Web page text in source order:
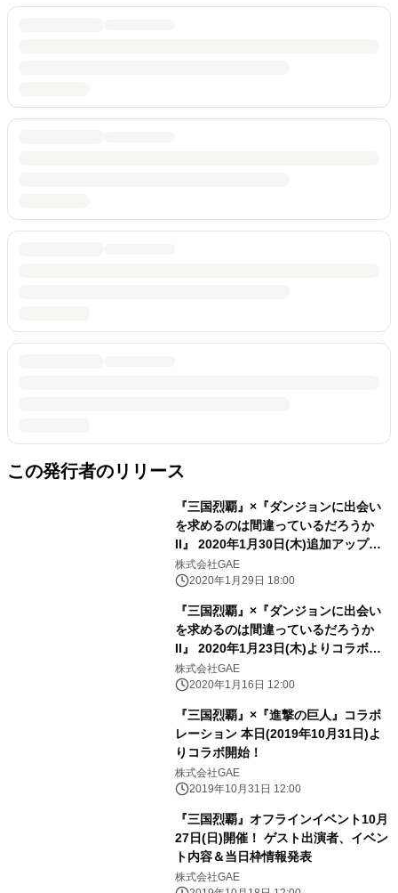
この発行者のリリース
『三国烈覇』×『ダンジョンに出会い
を求めるのは間違っているだろうか
II』 2020年1月30日(木)追加アップデ
ート実施！
株式会社GAE
2020年1月29日 18:00
『三国烈覇』×『ダンジョンに出会い
を求めるのは間違っているだろうか
II』 2020年1月23日(木)よりコラボ開
催決定！
株式会社GAE
2020年1月16日 12:00
『三国烈覇』×『進撃の巨人』コラボ
レーション 本日(2019年10月31日)よ
りコラボ開始！
株式会社GAE
2019年10月31日 12:00
『三国烈覇』オフラインイベント10月
27日(日)開催！ ゲスト出演者、イベン
ト内容＆当日枠情報発表
株式会社GAE